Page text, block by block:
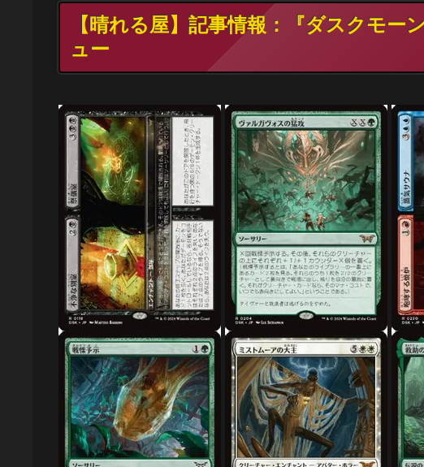
【晴れる屋】記事情報：『ダスクモー
ュー